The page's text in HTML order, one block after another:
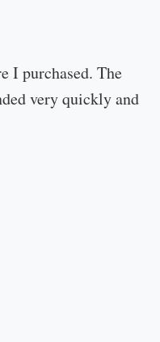
I purchased. The
very quickly and